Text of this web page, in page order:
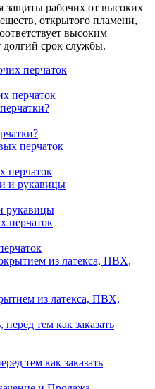
защиты рабочих от высоких
открытого пламени,
высоким
долгий срок службы.
перчаток
перчаток
рукавицы
из латекса, ПВХ,
тем как заказать